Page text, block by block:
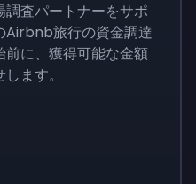
査パートナーをサポ
Airbnb旅行の資金調達
前に、獲得可能な金額
ます。